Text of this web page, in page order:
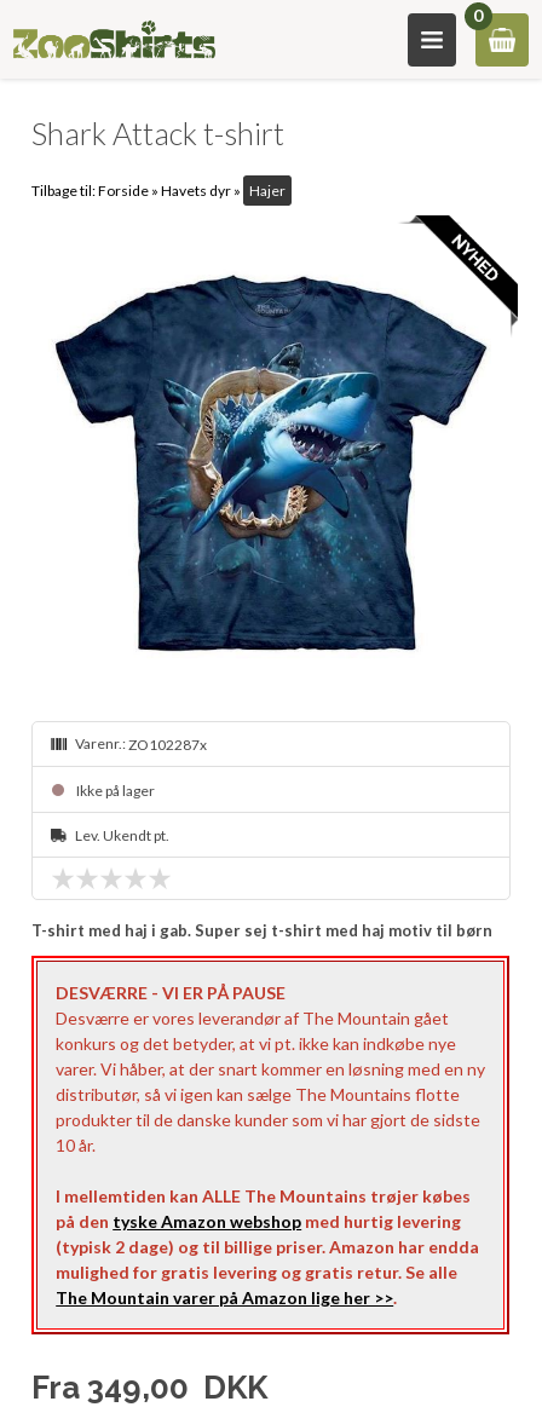
0
Shark Attack t-shirt
Tilbage til:Forside »Havets dyr » Hajer
Varenr.:ZO102287x
Ikke på lager
Lev. Ukendt pt.
T-shirt med haj i gab. Super sej t-shirt med haj motiv til børn
DESVÆRRE - VI ER PÅ PAUSE
Desværre er vores leverandør af The Mountain gået
konkurs og det betyder, at vi pt. ikke kan indkøbe nye
varer. Vi håber, at der snart kommer en løsning med en ny
distributør, så vi igen kan sælge The Mountains flotte
produkter til de danske kunder som vi har gjort de sidste
10 år.
I mellemtiden kan ALLE The Mountains trøjer købes
på den tyske Amazon webshop med hurtig levering
(typisk 2 dage) og til billige priser. Amazon har endda
mulighed for gratis levering og gratis retur. Se alle
The Mountain varer på Amazon lige her >>.
Fra 349,00 DKK